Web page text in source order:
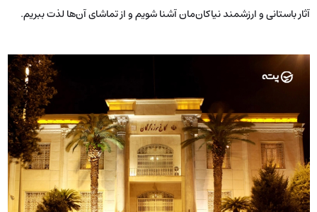
آثار باستانی و ارزشمند نیاکان‌مان آشنا شویم و از تماشای آن‌ها لذت ببریم.